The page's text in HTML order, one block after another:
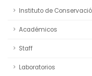
Instituto de
Académicos
Staff
Laboratorios